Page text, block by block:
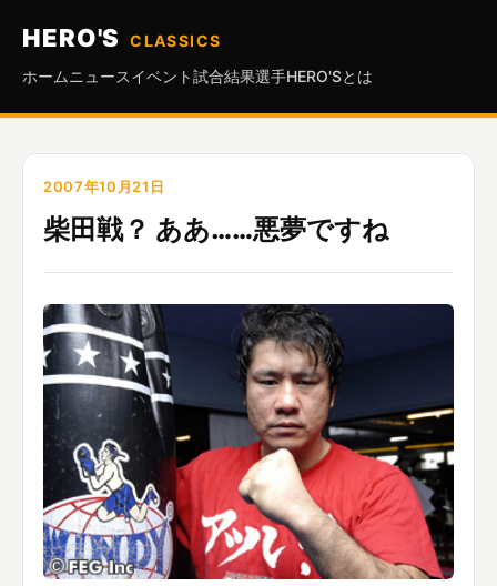
HERO'S
CLASSICS
ホーム ニュースイベント試合結果選手HERO'Sとは
2007年10月21日
柴田戦？ ああ……悪夢ですね